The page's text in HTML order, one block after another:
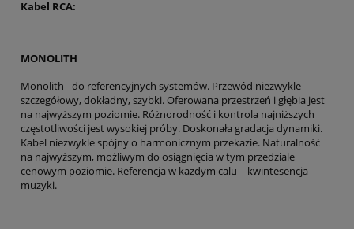
Kabel RCA:
MONOLITH
Monolith - do referencyjnych systemów. Przewód niezwykle
szczegółowy, dokładny, szybki. Oferowana przestrzeń i głębia jest
na najwyższym poziomie. Różnorodność i kontrola najniższych
częstotliwości jest wysokiej próby. Doskonała gradacja dynamiki.
Kabel niezwykle spójny o harmonicznym przekazie. Naturalność
na najwyższym, możliwym do osiągnięcia w tym przedziale
cenowym poziomie. Referencja w każdym calu – kwintesencja
muzyki.